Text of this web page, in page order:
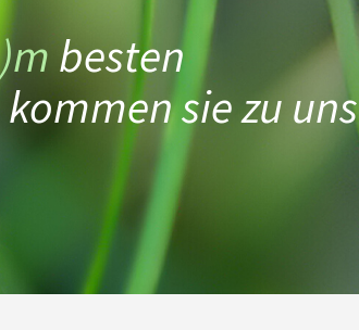
besten
kommen sie zu uns